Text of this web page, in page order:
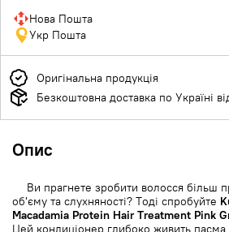
Нова Пошта
Укр Пошта
Оригінальна продукція
Безкоштовна доставка по Україні
Опис
Ви прагнете зробити волосся більш
об'єму та слухняності? Тоді спробуйте
Macadamia Protein Hair Treatment Pink
Цей кондиціонер глибоко живить